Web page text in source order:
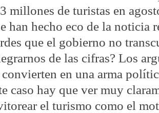
millones de turistas en
han hecho eco de la noticia
que el gobierno no
de las cifras? Los
convierten en una arma
caso hay que ver muy
el turismo como el